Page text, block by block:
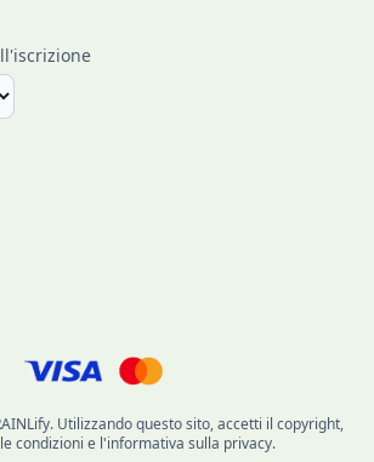
Utilizzando questo sito, accetti il copyright,
condizioni e l'informativa sulla privacy.